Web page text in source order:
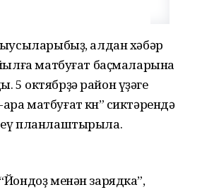
алдан хәбәр
матбуғат баҫмаларына
октябрҙә район үҙәге
матбуғат көнө” сиктәрендә
планлаштырыла.
менән зарядка”,